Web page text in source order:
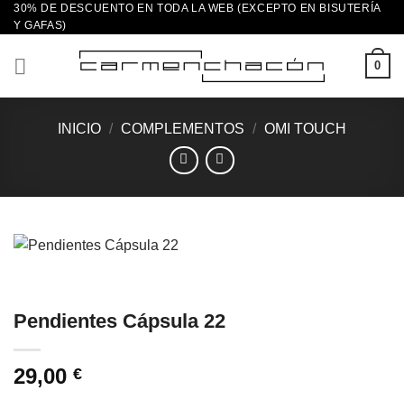
Saltar
al
contenido
30% DE DESCUENTO EN TODA LA WEB (EXCEPTO EN BISUTERÍA
Y GAFAS)
0
INICIO / COMPLEMENTOS / OMI TOUCH
Pendientes Cápsula 22
29,00 €